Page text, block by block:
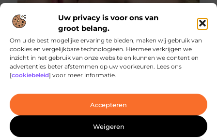
Uw privacy is voor ons van
groot belang.
Om u de best mogelijke ervaring te bieden, maken wij gebruik van
cookies en vergelijkbare technologieën. Hiermee verkrijgen we
inzicht in het gebruik van onze website en kunnen we content en
advertenties beter afstemmen op uw voorkeuren. Lees ons
[cookiebeleid] voor meer informatie.
Accepteren
Weigeren
Ontdek de innovatieve behandelingen in
jouw stad
laserbehandelingen in Den Haag? Dan ben je hier